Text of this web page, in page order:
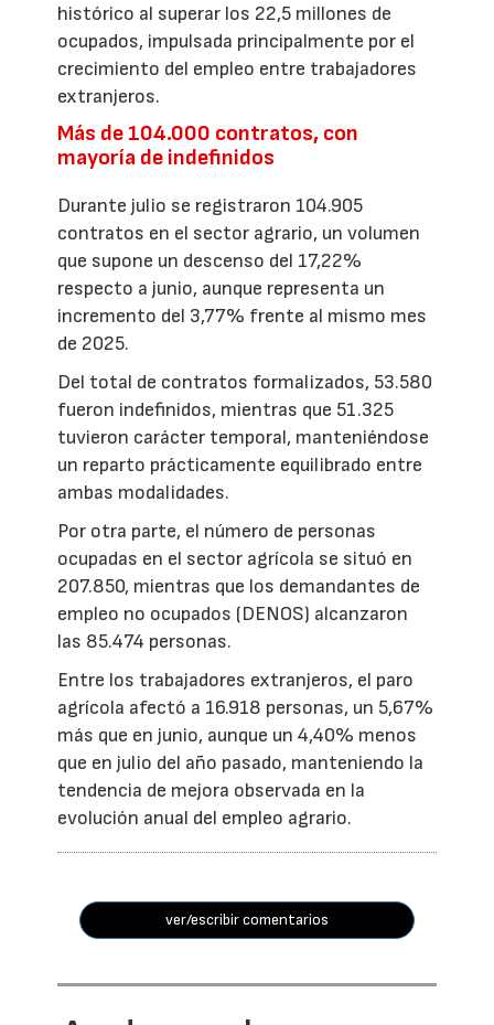
histórico al superar los 22,5 millones de
ocupados, impulsada principalmente por el
crecimiento del empleo entre trabajadores
extranjeros.
Más de 104.000 contratos, con
mayoría de indefinidos
Durante julio se registraron 104.905
contratos en el sector agrario, un volumen
que supone un descenso del 17,22%
respecto a junio, aunque representa un
incremento del 3,77% frente al mismo mes
de 2025.
Del total de contratos formalizados, 53.580
fueron indefinidos, mientras que 51.325
tuvieron carácter temporal, manteniéndose
un reparto prácticamente equilibrado entre
ambas modalidades.
Por otra parte, el número de personas
ocupadas en el sector agrícola se situó en
207.850, mientras que los demandantes de
empleo no ocupados (DENOS) alcanzaron
las 85.474 personas.
Entre los trabajadores extranjeros, el paro
agrícola afectó a 16.918 personas, un 5,67%
más que en junio, aunque un 4,40% menos
que en julio del año pasado, manteniendo la
tendencia de mejora observada en la
evolución anual del empleo agrario.
ver/escribir comentarios